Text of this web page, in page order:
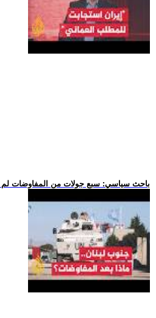
.. باحث سياسي: سبع جولات من المفاوضات